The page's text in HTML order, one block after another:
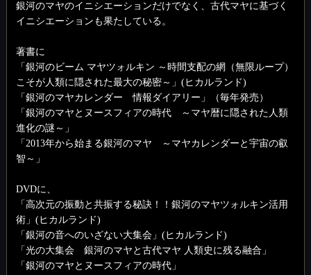
銀河のマヤのイニシエーションだけでなく、古代マヤに基づく
イニシエーションも果たしている。
著書に
「銀河のビーム マヤツォルキン ～時間支配の網（無限ループ）
こそが人類に隠された最大の秘密～」(ヒカルランド)
「銀河のマヤカレンダー 情報ダイアリー」（毎年発売）
「銀河のマヤとヌースフィアの時代 ～マヤ暦に隠された人類
進化の謎～」
「2013年から始まる銀河のマヤ ～マヤカレンダーと宇宙の叡
智～」
DVDに、
「高次元の振動と共振する秘訣！！銀河のマヤツォルキン活用
術」(ヒカルランド)
「銀河の音へのいざない大集会」(ヒカルランド)
「光の大集会 銀河のマヤと古代マヤ 人類史に残る融合」
「銀河のマヤとヌースフィアの時代」